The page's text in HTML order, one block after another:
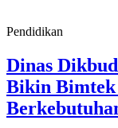
Pendidikan
Dinas
Bikin